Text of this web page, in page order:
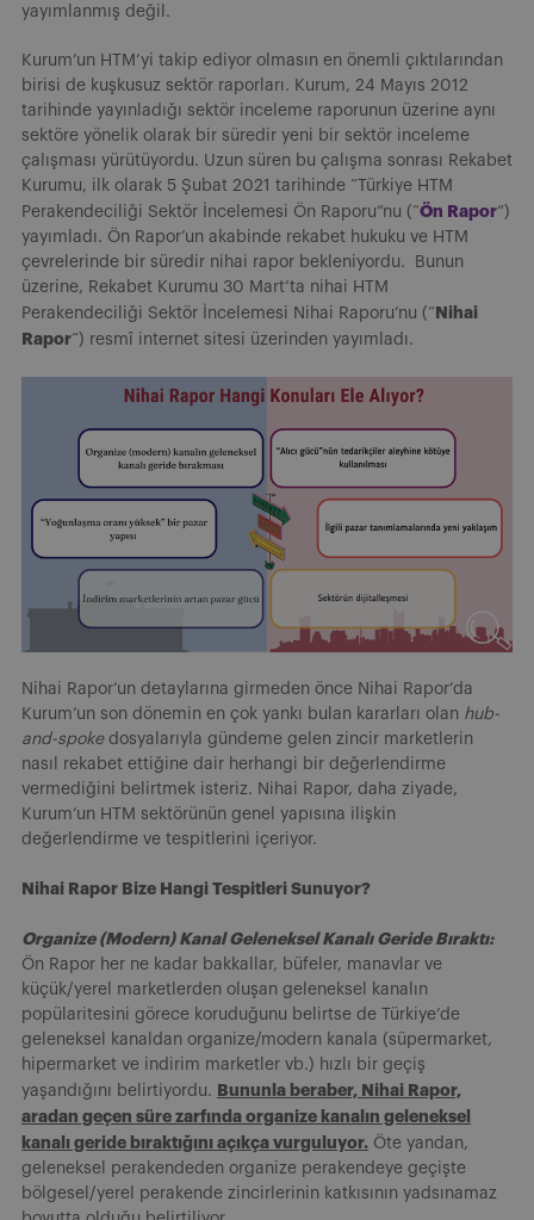
yayımlanmış değil.
Kurum’un HTM’yi takip ediyor olmasın en önemli çıktılarından
birisi de kuşkusuz sektör raporları. Kurum, 24 Mayıs 2012
tarihinde yayınladığı sektör inceleme raporunun üzerine aynı
sektöre yönelik olarak bir süredir yeni bir sektör inceleme
çalışması yürütüyordu. Uzun süren bu çalışma sonrası Rekabet
Kurumu, ilk olarak 5 Şubat 2021 tarihinde “Türkiye HTM
Perakendeciliği Sektör İncelemesi Ön Raporu”nu (“Ön Rapor”)
yayımladı. Ön Rapor’un akabinde rekabet hukuku ve HTM
çevrelerinde bir süredir nihai rapor bekleniyordu. Bunun
üzerine, Rekabet Kurumu 30 Mart’ta nihai HTM
Perakendeciliği Sektör İncelemesi Nihai Raporu’nu (“Nihai
Rapor“) resmî internet sitesi üzerinden yayımladı.
Nihai Rapor’un detaylarına girmeden önce Nihai Rapor’da
Kurum’un son dönemin en çok yankı bulan kararları olan hub-
and-spoke dosyalarıyla gündeme gelen zincir marketlerin
nasıl rekabet ettiğine dair herhangi bir değerlendirme
vermediğini belirtmek isteriz. Nihai Rapor, daha ziyade,
Kurum’un HTM sektörünün genel yapısına ilişkin
değerlendirme ve tespitlerini içeriyor.
Nihai Rapor Bize Hangi Tespitleri Sunuyor?
Organize (Modern) Kanal Geleneksel Kanalı Geride Bıraktı:
Ön Rapor her ne kadar bakkallar, büfeler, manavlar ve
küçük/yerel marketlerden oluşan geleneksel kanalın
popülaritesini görece koruduğunu belirtse de Türkiye’de
geleneksel kanaldan organize/modern kanala (süpermarket,
hipermarket ve indirim marketler vb.) hızlı bir geçiş
yaşandığını belirtiyordu. Bununla beraber, Nihai Rapor,
aradan geçen süre zarfında organize kanalın geleneksel
kanalı geride bıraktığını açıkça vurguluyor. Öte yandan,
geleneksel perakendeden organize perakendeye geçişte
bölgesel/yerel perakende zincirlerinin katkısının yadsınamaz